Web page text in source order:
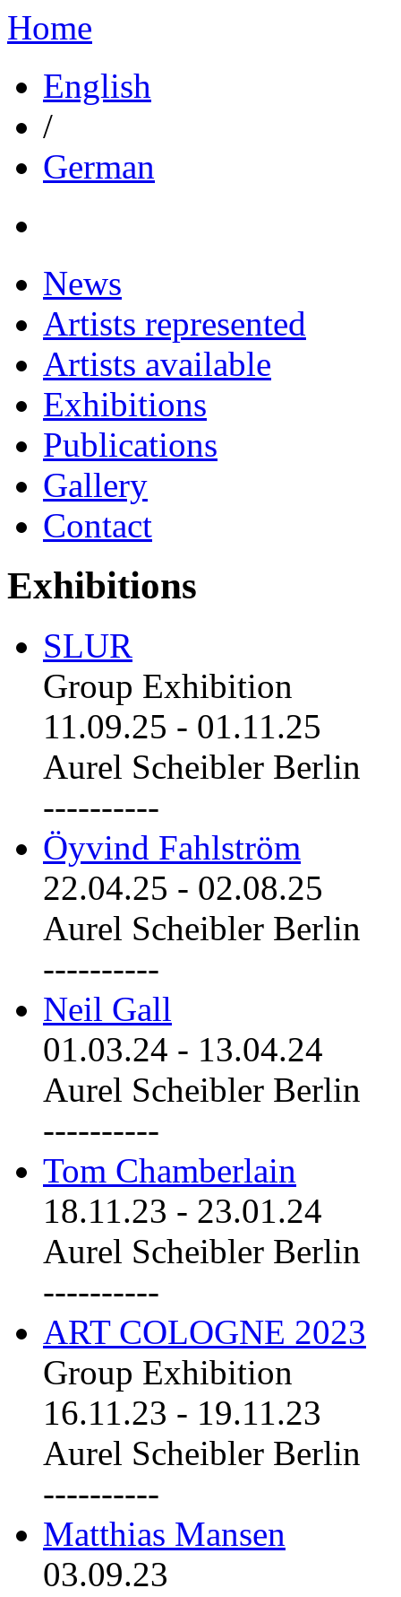
Home
English
/
German
News
Artists represented
Artists available
Exhibitions
Publications
Gallery
Contact
Exhibitions
SLUR
Group Exhibition
11.09.25 - 01.11.25
Aurel Scheibler Berlin
----------
Öyvind Fahlström
22.04.25 - 02.08.25
Aurel Scheibler Berlin
----------
Neil Gall
01.03.24 - 13.04.24
Aurel Scheibler Berlin
----------
Tom Chamberlain
18.11.23 - 23.01.24
Aurel Scheibler Berlin
----------
ART COLOGNE 2023
Group Exhibition
16.11.23 - 19.11.23
Aurel Scheibler Berlin
----------
Matthias Mansen
03.09.23